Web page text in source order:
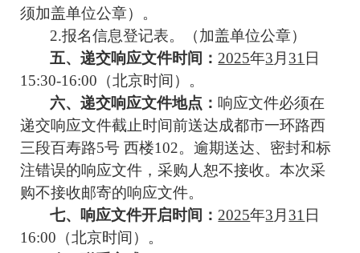
须加盖单位公章）。
2.报名信息登记表。（加盖单位公章）
五、递交响应文件时间： 2025年3 月 31 日
15:30-16:00 （北京时间）。
六、递交响应文件地点： 响应文件必须在
递交响应文件截止时间前送达成都市一环路西
三段百寿路5号 西楼102。逾期送达、密封和标
注错误的响应文件，采购人恕不接收。本次采
购不接收邮寄的响应文件。
七、响应文件开启时间： 2025年3 月 31 日
16:00 （北京时间）。